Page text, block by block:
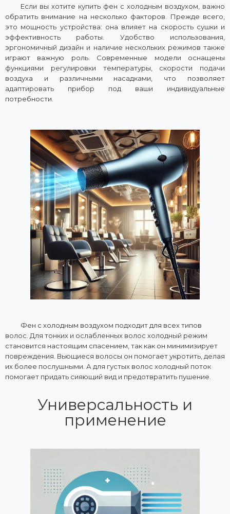
Если вы хотите купить фен с холодным воздухом, важно
обратить внимание на несколько факторов. Прежде всего,
это мощность устройства: она влияет на скорость сушки и
эффективность работы. Удобство использования,
эргономичный дизайн и наличие нескольких режимов также
играют важную роль. Современные модели оснащены
функциями регулировки температуры, скорости подачи
воздуха и различными насадками, что позволяет
адаптировать прибор под ваши индивидуальные
потребности.
Фен с холодным воздухом подходит для всех типов
волос. Для тонких и ослабленных волос холодный режим
становится настоящим спасением, так как он минимизирует
повреждения. Вьющиеся волосы он помогает укротить, делая
их более послушными. А для густых волос холодный поток
помогает придать сияющий вид и предотвратить пушение.
Универсальность и
применение